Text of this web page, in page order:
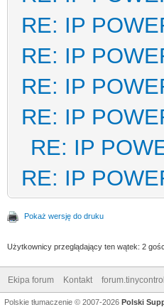
RE: IP
RE: IP
RE: IP
RE: IP
RE: IP
RE: IP
Pokaż wersję do druku
Użytkownicy przeglądający ten wątek: 2
Ekipa forum Kontakt
Polskie tłumaczenie © 2007-2026 Polski